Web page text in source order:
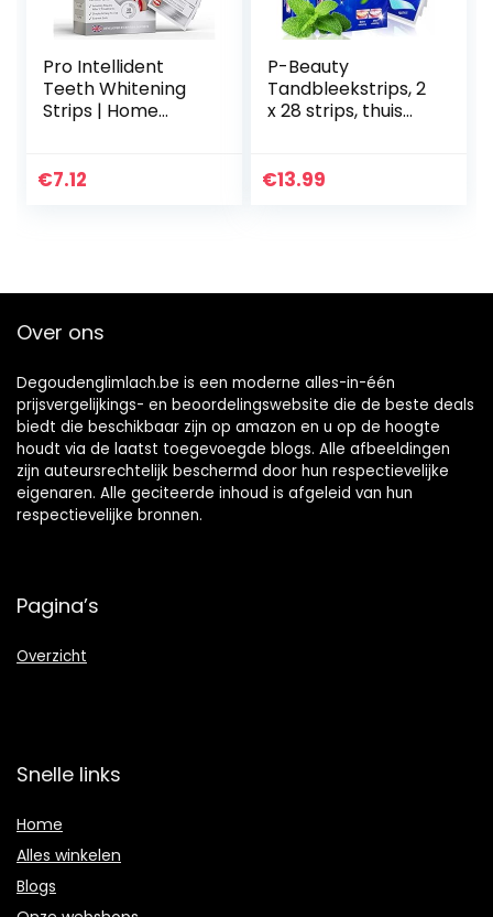
Pro Intellident
Teeth Whitening
Strips | Home
by British Dentists
€7.12
P-Beauty
Tandbleekstrips, 2
x 28 strips, thuis
sneeuwwitte
€13.99
Over ons
Degoudenglimlach.be is een moderne alles-in-één
prijsvergelijkings- en beoordelingswebsite die de beste deals
biedt die beschikbaar zijn op amazon en u op de hoogte
houdt via de laatst toegevoegde blogs. Alle afbeeldingen
zijn auteursrechtelijk beschermd door hun respectievelijke
eigenaren. Alle geciteerde inhoud is afgeleid van hun
respectievelijke bronnen.
Pagina’s
Overzicht
Snelle links
Home
Alles winkelen
Blogs